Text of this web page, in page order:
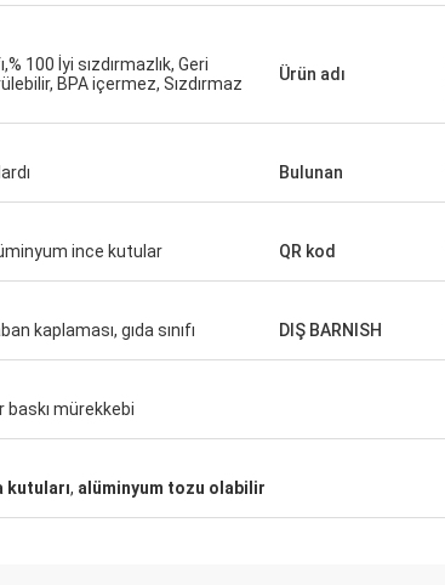
100 İyi sızdırmazlık, Geri
BPA içermez, Sızdırmaz
Ürün adı
Bulunan
ince kutular QR kod
kaplaması, gıda sınıfı DIŞ BARNISH
baskı mürekkebi
kutuları, alüminyum tozu olabilir